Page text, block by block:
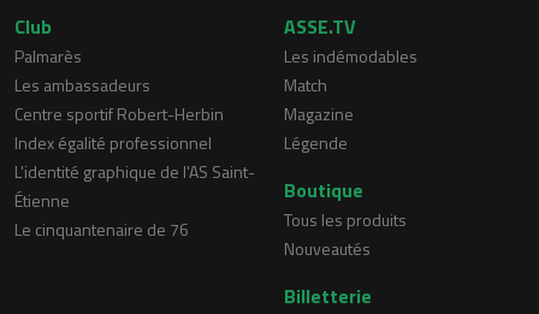
Club
Palmarès
Les ambassadeurs
Centre sportif Robert-Herbin
Index égalité professionnel
L'identité graphique de l'AS Saint-
Étienne
Le cinquantenaire de 76
ASSE.TV
Les indémodables
Match
Magazine
Légende
Boutique
Tous les produits
Nouveautés
Billetterie